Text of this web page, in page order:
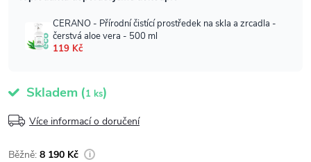
Skladem (1 ks)
Více informací o doručení
8 190 Kč